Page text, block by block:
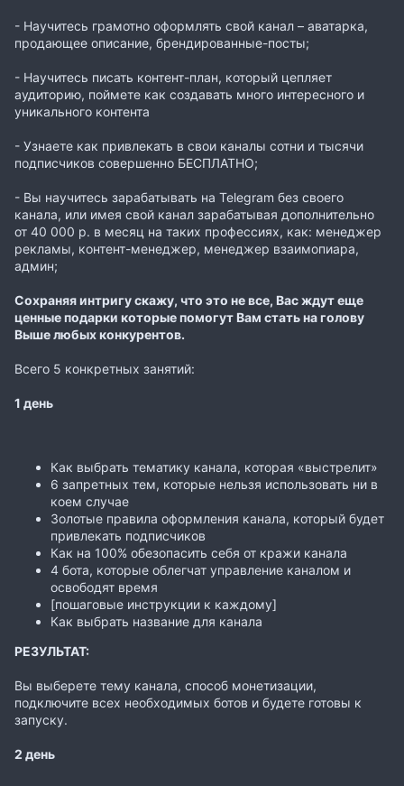
- Научитесь грамотно оформлять свой канал – аватарка,
продающее описание, брендированные-посты;
- Научитесь писать контент-план, который цепляет
аудиторию, поймете как создавать много интересного и
уникального контента
- Узнаете как привлекать в свои каналы сотни и тысячи
подписчиков совершенно БЕСПЛАТНО;
- Вы научитесь зарабатывать на Telegram без своего
канала, или имея свой канал зарабатывая дополнительно
от 40 000 р. в месяц на таких профессиях, как: менеджер
рекламы, контент-менеджер, менеджер взаимопиара,
админ;
Сохраняя интригу скажу, что это не все, Вас ждут еще
ценные подарки которые помогут Вам стать на голову
Выше любых конкурентов.
Всего 5 конкретных занятий:
1 день
Как выбрать тематику канала, которая «выстрелит»
6 запретных тем, которые нельзя использовать ни в
коем случае
Золотые правила оформления канала, который будет
привлекать подписчиков
Как на 100% обезопасить себя от кражи канала
4 бота, которые облегчат управление каналом и
освободят время
[пошаговые инструкции к каждому]
Как выбрать название для канала
РЕЗУЛЬТАТ:
Вы выберете тему канала, способ монетизации,
подключите всех необходимых ботов и будете готовы к
запуску.
2 день